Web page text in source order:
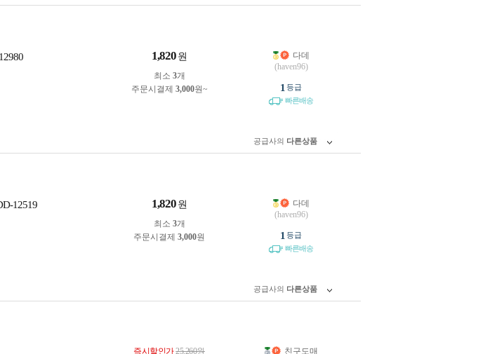
1,820 원
최소 3개
주문시결제 3,000원~
다데
(haven96)
1 등급
빠른배송
공급사의 다른상품
12519 1,820 원
최소 3개
주문시결제 3,000원
다데
(haven96)
1 등급
빠른배송
공급사의 다른상품
즉시할인가25,260원 친구도매